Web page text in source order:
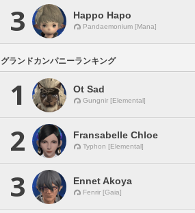
3 Happo Hapo
Pandaemonium [Mana]
グランドカンパニーランキング
1 Ot Sad
Gungnir [Elemental]
2 Fransabelle Chloe
Typhon [Elemental]
3 Ennet Akoya
Fenrir [Gaia]